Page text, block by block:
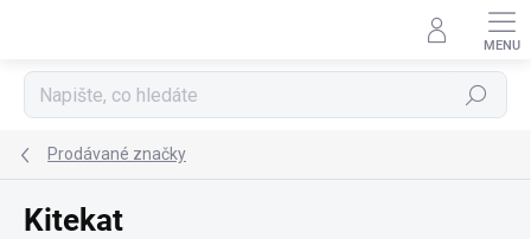
Hledat
Prodávané značky
Kitekat